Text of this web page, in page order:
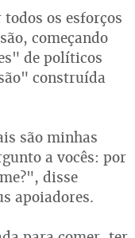
os esforços
começando
de políticos
construída
são minhas
a vocês: por
disse
apoiadores.